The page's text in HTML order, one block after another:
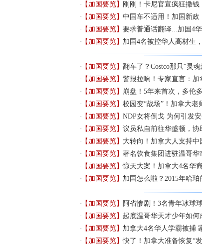
【加国要览】 刚刚！卡尼官宣疯狂撒
【加国要览】中国车不适用！加国新政
【加国要览】要求普通话翻译...加国4
【加国要览】加国4名被控华人高材生
【加国要览】翻车了？Costco那只“灵
【加国要览】警报拉响！专家直言：加
【加国要览】崩盘！5年来首次，多伦
【加国要览】校园变“战场”！加拿大老
【加国要览】NDP女将倒戈 为何引发
【加国要览】议员私自前往华盛顿，协
【加国要览】大转向！加拿大人支持中
【加国要览】著名饮食集团进驻温哥
【加国要览】惊天大案！加拿大4名华
【加国要览】加国怎么啦？2015年哈
【加国要览】 阿省惨剧！3名青年冰球
【加国要览】起底温哥华天才少年如何
【加国要览】加拿大4名华人学霸被捕
【加国要览】快了！加拿大准备恢复“